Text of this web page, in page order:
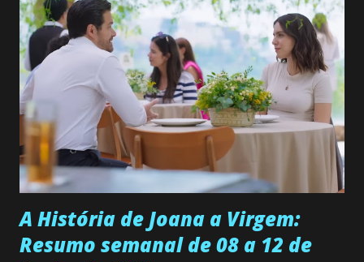
ama, o que não é fácil, já que dedica todas as suas energias a
se aprimorar, trabalhando, estudando e se orgulhando de
ser a primeira mulher da família a ingressar na
universidade. Ela tem uma personalidade muito alegre, é
muito madura para a idade, determinada, criativa e
empática. Detesta injustiças e é uma ótima amiga. Pode ser
teimosa e muito persistente quando decide fazer algo.
Durante um exame ginecológico, ela é inseminada por eng...
A História de Joana a Virgem:
Resumo semanal de 08 a 12 de